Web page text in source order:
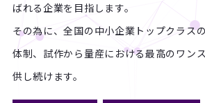
ばれる企業を目指します。
その為に、全国の中小企業トップクラス
体制、 試作から量産における最高のワン
供し続けます。